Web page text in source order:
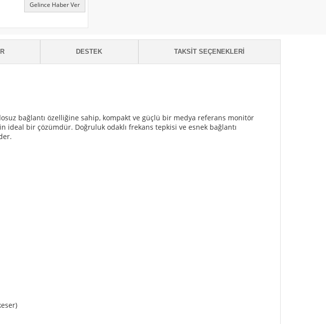
Gelince Haber Ver
DESTEK TAKSIT SEÇENEKLERI
bağlantı özelliğine sahip, kompakt ve güçlü bir medya referans monitör
bir çözümdür. Doğruluk odaklı frekans tepkisi ve esnek bağlantı